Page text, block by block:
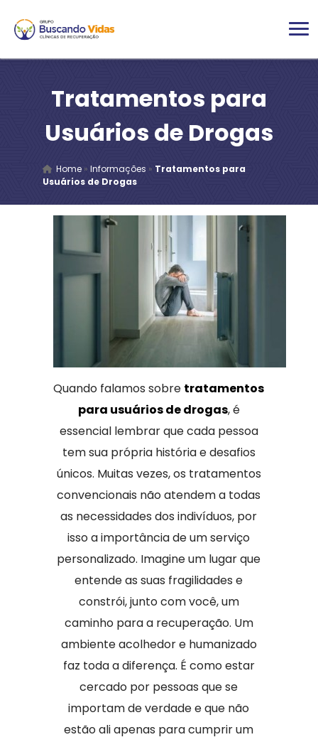
Tratamentos para
Usuários de Drogas
Home» Informações » Tratamentos para
Usuários de Drogas
Quando falamos sobre tratamentos
para usuários de drogas, é
essencial lembrar que cada pessoa
tem sua própria história e desafios
únicos. Muitas vezes, os tratamentos
convencionais não atendem a todas
as necessidades dos indivíduos, por
isso a importância de um serviço
personalizado. Imagine um lugar que
entende as suas fragilidades e
constrói, junto com você, um
caminho para a recuperação. Um
ambiente acolhedor e humanizado
faz toda a diferença. É como estar
cercado por pessoas que se
importam de verdade e que não
estão ali apenas para cumprir um